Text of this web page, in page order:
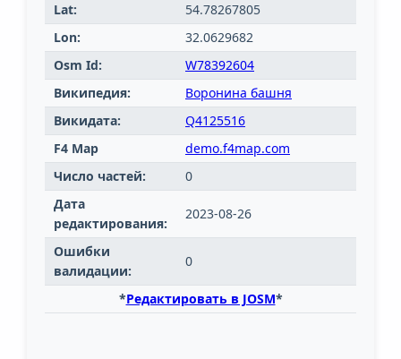
Lat:
54.78267805
Lon:
32.0629682
Osm Id:
W78392604
Википедия:
Воронина башня
Викидата:
Q4125516
F4 Map
demo.f4map.com
Число частей:
0
Дата
редактирования:
2023-08-26
Ошибки
валидации:
0
*Редактировать в JOSM*